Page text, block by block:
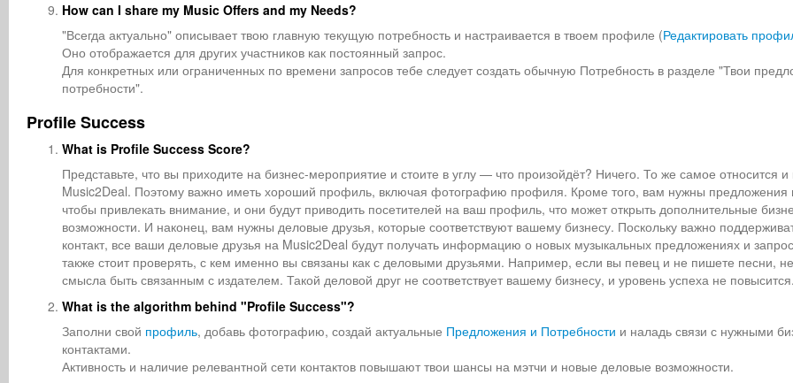
How can I share my Music Offers and my Needs?
"Всегда актуально" описывает твою главную текущую потребность и настраивается в твоем профиле (Редактировать
Оно отображается для других участников как постоянный запрос.
Для конкретных или ограниченных по времени запросов тебе следует создать обычную Потребность в разделе "Твои
потребности".
Profile Success
What is Profile Success Score?
Представьте, что вы приходите на бизнес-мероприятие и стоите в углу — что произойдёт? Ничего. То же самое относится и
Music2Deal. Поэтому важно иметь хороший профиль, включая фотографию профиля. Кроме того, вам нужны предложения
чтобы привлекать внимание, и они будут приводить посетителей на ваш профиль, что может открыть дополнительные
возможности. И наконец, вам нужны деловые друзья, которые соответствуют вашему бизнесу. Поскольку важно
контакт, все ваши деловые друзья на Music2Deal будут получать информацию о новых музыкальных предложениях и
также стоит проверять, с кем именно вы связаны как с деловыми друзьями. Например, если вы певец и не пишете песни,
смысла быть связанным с издателем. Такой деловой друг не соответствует вашему бизнесу, и уровень успеха не повысится.
What is the algorithm behind "Profile Success"?
Заполни свой профиль, добавь фотографию, создай актуальные Предложения и Потребности и наладь связи с нужными
контактами.
Активность и наличие релевантной сети контактов повышают твои шансы на мэтчи и новые деловые возможности.